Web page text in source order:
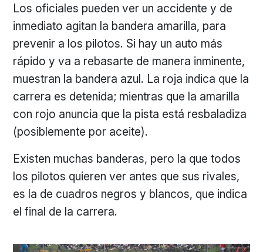
Los oficiales pueden ver un accidente y de
inmediato agitan la bandera amarilla, para
prevenir a los pilotos. Si hay un auto más
rápido y va a rebasarte de manera inminente,
muestran la bandera azul. La roja indica que la
carrera es detenida; mientras que la amarilla
con rojo anuncia que la pista está resbaladiza
(posiblemente por aceite).
Existen muchas banderas, pero la que todos
los pilotos quieren ver antes que sus rivales,
es la de cuadros negros y blancos, que indica
el final de la carrera.